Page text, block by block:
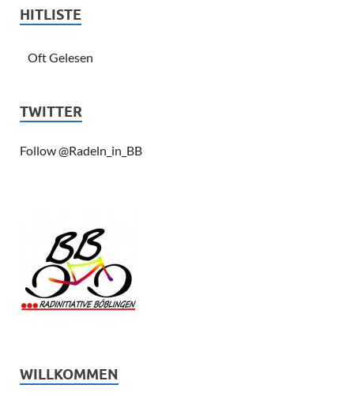
HITLISTE
Oft Gelesen
TWITTER
Follow @Radeln_in_BB
WILLKOMMEN